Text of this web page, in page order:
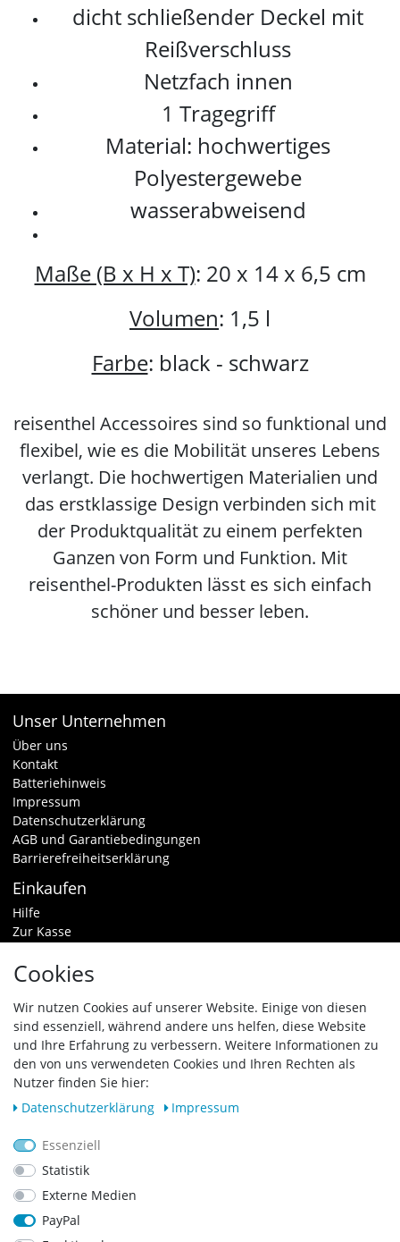
dicht schließender Deckel mit
Reißverschluss
Netzfach innen
1 Tragegriff
Material: hochwertiges
Polyestergewebe
wasserabweisend
Maße (B x H x T): 20 x 14 x 6,5 cm
Volumen: 1,5 l
Farbe: black - schwarz
reisenthel Accessoires sind so funktional und
flexibel, wie es die Mobilität unseres Lebens
verlangt. Die hochwertigen Materialien und
das erstklassige Design verbinden sich mit
der Produktqualität zu einem perfekten
Ganzen von Form und Funktion. Mit
reisenthel-Produkten lässt es sich einfach
schöner und besser leben.
Unser Unternehmen
Über uns
Kontakt
Batteriehinweis
Impressum
Datenschutzerklärung
AGB und Garantiebedingungen
Barrierefreiheitserklärung
Einkaufen
Hilfe
Zur Kasse
Zahlungsarten & Versand
Widerrufsrecht
Vertrag widerrufen
Zahlungsarten
Cookies
Wir nutzen Cookies auf unserer Website. Einige von diesen
sind essenziell, während andere uns helfen, diese Website
und Ihre Erfahrung zu verbessern. Weitere Informationen zu
den von uns verwendeten Cookies und Ihren Rechten als
Nutzer finden Sie hier:
Daten­schutz­erklärung
Impressum
Essenziell
Statistik
Externe Medien
PayPal